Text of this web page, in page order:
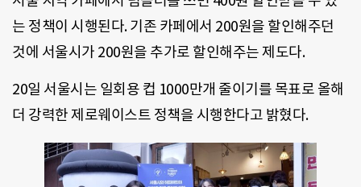
는 정책이 시행된다. 기존 카페에서 200원을 할인해주던
것에 서울시가 200원을 추가로 할인해주는 제도다.
20일 서울시는 일회용 컵 1000만개 줄이기를 목표로 올해
더 강력한 제로웨이스트 정책을 시행한다고 밝혔다.